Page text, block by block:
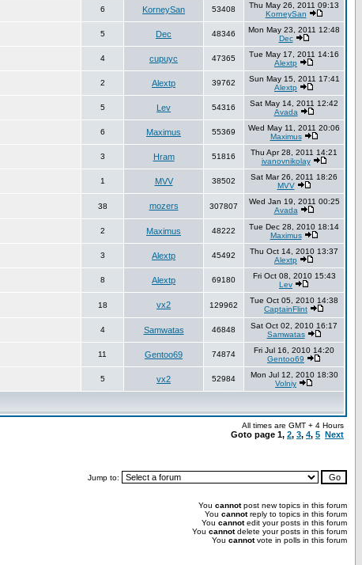
6 KorneySan 53408
Thu May 26, 2011 09:13
KorneySan
5 Dec 48346
Mon May 23, 2011 12:48
Dec
4 cupuyc 47365
Tue May 17, 2011 14:16
Alextp
2 Alextp 39762
Sun May 15, 2011 17:41
Alextp
5 Lev 54316
Sat May 14, 2011 12:42
Avada
6 Maximus 55369
Wed May 11, 2011 20:06
Maximus
3 Hram 51816
Thu Apr 28, 2011 14:21
ivanovnikolay
1 MVV 38502
Sat Mar 26, 2011 18:26
MVV
38 mozers 307807
Wed Jan 19, 2011 00:25
Avada
2 Maximus 48222
Tue Dec 28, 2010 18:14
Maximus
3 Alextp 45492
Thu Oct 14, 2010 13:37
Alextp
8 Alextp 69180
Fri Oct 08, 2010 15:43
Lev
18 vx2 129962
Tue Oct 05, 2010 14:38
CaptainFlint
4 Samwatas 46848
Sat Oct 02, 2010 16:17
Samwatas
11 Gentoo69 74874
Fri Jul 16, 2010 14:20
Gentoo69
5 vx2 52984
Mon Jul 12, 2010 18:30
Volniy
All times are GMT + 4 Hours
Goto page 1, 2, 3, 4, 5 Next
Jump to:
You cannotpost new topics in this forum
You cannotreply to topics in this forum
You cannotedit your posts in this forum
You cannotdelete your posts in this forum
You cannotvote in polls in this forum